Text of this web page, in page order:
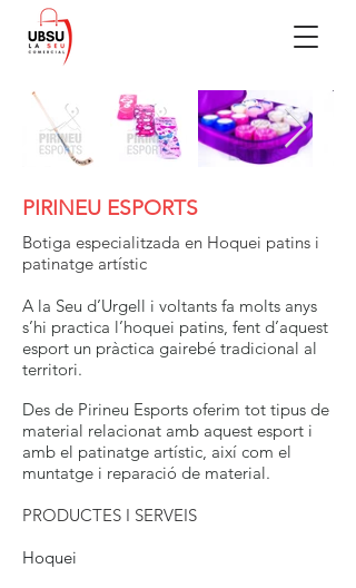
PIRINEU ESPORTS
Botiga especialitzada en Hoquei patins i
patinatge artístic
A la Seu d’Urgell i voltants fa molts anys
s’hi practica l’hoquei patins, fent d’aquest
esport un pràctica gairebé tradicional al
territori.
Des de Pirineu Esports oferim tot tipus de
material relacionat amb aquest esport i
amb el patinatge artístic, així com el
muntatge i reparació de material.
PRODUCTES I SERVEIS
Hoquei